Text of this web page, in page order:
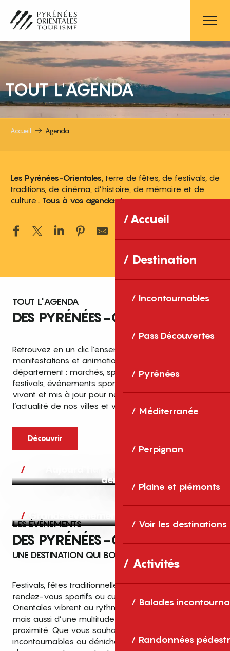
contenu
principal
Accueil
Destination
Incontournables
Pass Découvertes
Pyrénées
Méditerranée
Perpignan
Plaine et piémonts
Voir les destinations
Activités
Balades
Randonnées
TOUT L'AGENDA
Accueil Agenda
Les Pyrénées-Orientales , terre de fêtes, de festivals, de
traditions, de cinéma, d’histoire, de mémoire et de
culture… Tous à vos agendas !
TOUT L'AGENDA
DES PYRÉNÉES-ORIENTALES
Retrouvez en un clic l’ensemble des fêtes,
manifestations et animations recensées dans le
département : marchés, spectacles, expositions,
festivals, événements sportifs et culturels… un agenda
vivant et mis à jour pour ne rien manquer de
l’actualité de nos villes et villages.
Découvrir
Aujourd’hui, demain et après-
demain
Grands événements
LES ÉVÉNEMENTS
DES PYRÉNÉES-ORIENTALES
UNE DESTINATION QUI BOUGE TOUTE L’ANNÉE
Festivals, fêtes traditionnelles, concerts, expositions,
rendez-vous sportifs ou culturels… les Pyrénées-
Orientales vibrent au rythme de grands temps forts
mais aussi d’une multitude d’événements de
proximité. Que vous souhaitiez vivre les
incontournables ou dénicher des sorties près de
Top des événements et sorties
en famille